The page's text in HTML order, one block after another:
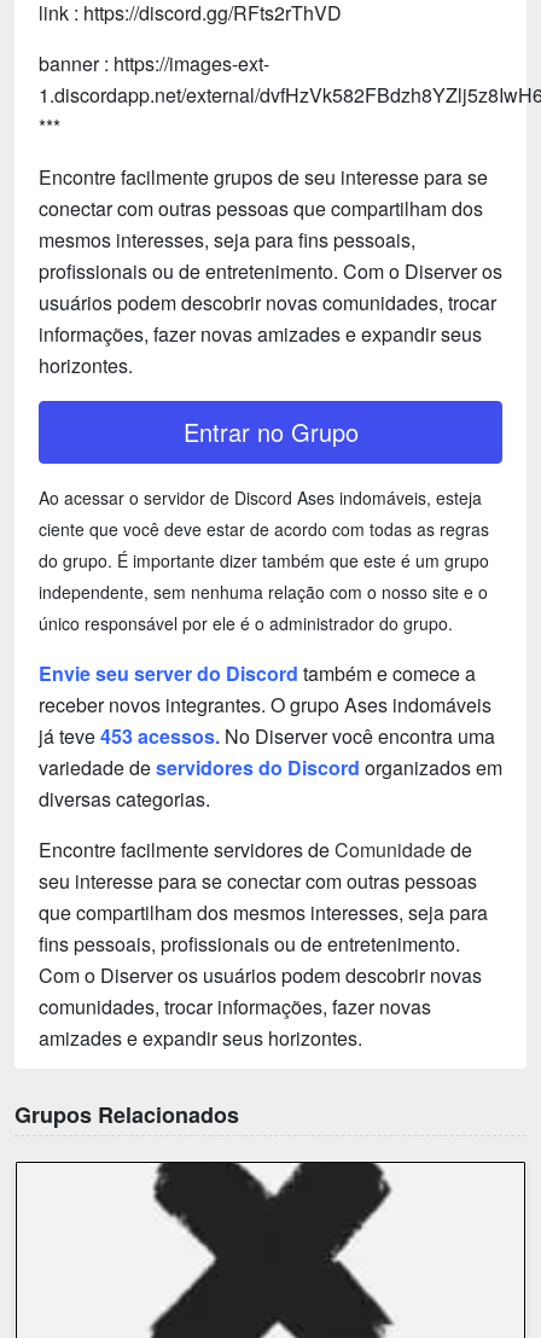
link : https://discord.gg/RFts2rThVD
banner : https://images-ext-
1.discordapp.net/external/
***
Encontre facilmente grupos de seu interesse para se
conectar com outras pessoas que compartilham dos
mesmos interesses, seja para fins pessoais,
profissionais ou de entretenimento. Com o Diserver os
usuários podem descobrir novas comunidades, trocar
informações, fazer novas amizades e expandir seus
horizontes.
Entrar no Grupo
Ao acessar o servidor de Discord Ases indomáveis, esteja
ciente que você deve estar de acordo com todas as regras
do grupo. É importante dizer também que este é um grupo
independente, sem nenhuma relação com o nosso site e o
único responsável por ele é o administrador do grupo.
Envie seu server do Discord também e comece a
receber novos integrantes. O grupo Ases indomáveis
já teve453 acessos. No Diserver você encontra uma
variedade deservidores do Discord organizados em
diversas categorias.
Encontre facilmente servidores deComunidadede
seu interesse para se conectar com outras pessoas
que compartilham dos mesmos interesses, seja para
fins pessoais, profissionais ou de entretenimento.
Com o Diserver os usuários podem descobrir novas
comunidades, trocar informações, fazer novas
amizades e expandir seus horizontes.
Grupos Relacionados